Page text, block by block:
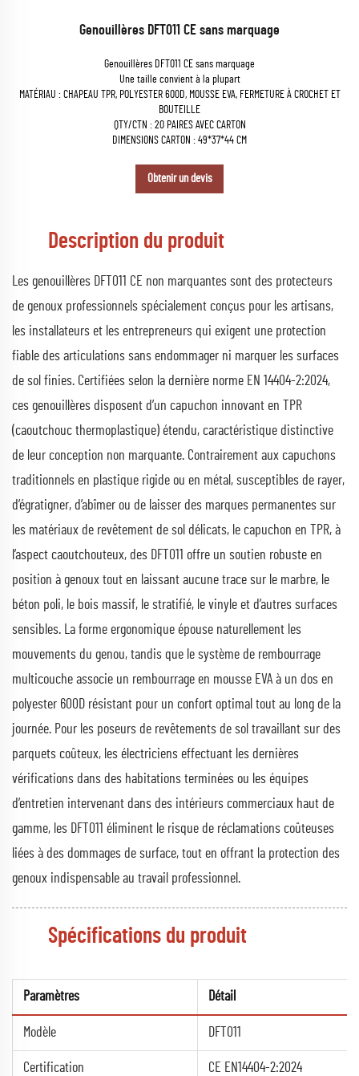
Genouillères DFT011 CE sans marquage
Genouillères DFT011 CE sans marquage
Une taille convient à la plupart
MATÉRIAU : CHAPEAU TPR, POLYESTER 600D, MOUSSE EVA, FERMETURE À CROCHET ET
BOUTEILLE
QTY/CTN : 20 PAIRES AVEC CARTON
DIMENSIONS CARTON : 49*37*44 CM
Obtenir un devis
Description du produit
Les genouillères DFT011 CE non marquantes sont des protecteurs
de genoux professionnels spécialement conçus pour les artisans,
les installateurs et les entrepreneurs qui exigent une protection
fiable des articulations sans endommager ni marquer les surfaces
de sol finies. Certifiées selon la dernière norme EN 14404-2:2024,
ces genouillères disposent d’un capuchon innovant en TPR
(caoutchouc thermoplastique) étendu, caractéristique distinctive
de leur conception non marquante. Contrairement aux capuchons
traditionnels en plastique rigide ou en métal, susceptibles de rayer,
d’égratigner, d’abîmer ou de laisser des marques permanentes sur
les matériaux de revêtement de sol délicats, le capuchon en TPR, à
l’aspect caoutchouteux, des DFT011 offre un soutien robuste en
position à genoux tout en laissant aucune trace sur le marbre, le
béton poli, le bois massif, le stratifié, le vinyle et d’autres surfaces
sensibles. La forme ergonomique épouse naturellement les
mouvements du genou, tandis que le système de rembourrage
multicouche associe un rembourrage en mousse EVA à un dos en
polyester 600D résistant pour un confort optimal tout au long de la
journée. Pour les poseurs de revêtements de sol travaillant sur des
parquets coûteux, les électriciens effectuant les dernières
vérifications dans des habitations terminées ou les équipes
d’entretien intervenant dans des intérieurs commerciaux haut de
gamme, les DFT011 éliminent le risque de réclamations coûteuses
liées à des dommages de surface, tout en offrant la protection des
genoux indispensable au travail professionnel.
Spécifications du produit
Paramètres Détail
Modèle DFT011
Certification CE EN14404-2:2024